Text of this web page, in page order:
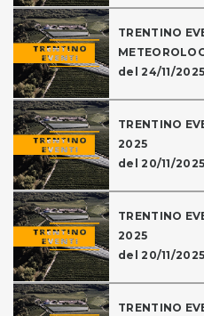
TRENTINO
del 24/11/2025
TRENTINO
2025
del 20/11/2025
TRENTINO
2025
del 20/11/2025
TRENTINO